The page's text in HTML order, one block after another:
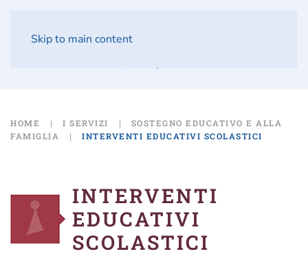
Skip to main content
HOME I SERVIZI
SOSTEGNO EDUCATIVO E ALLA
FAMIGLIA
INTERVENTI EDUCATIVI SCOLASTICI
INTERVENTI
EDUCATIVI
SCOLASTICI